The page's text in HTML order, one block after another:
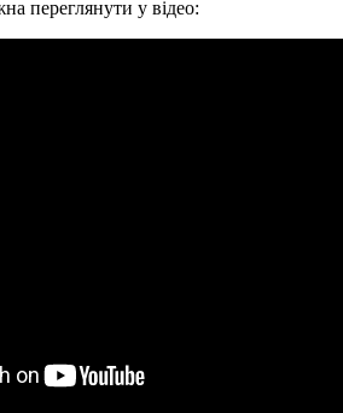
переглянути у відео: